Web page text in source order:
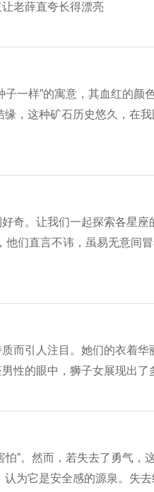
老薛直夸长得漂亮
一样”的寓意，其血红的颜
，这种矿石历史悠久，在
奇。让我们一起探索各星
们直言不讳，虽易无意间
而引人注目。她们的衣着华
性的眼中，狮子女展现出了
”。然而，若失去了勇气，
为它是安全感的源泉。失